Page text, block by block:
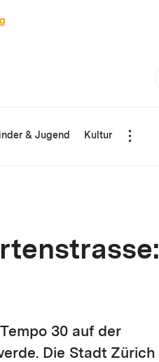
& Jugend Kultur
30 auf der
Die Stadt Zürich